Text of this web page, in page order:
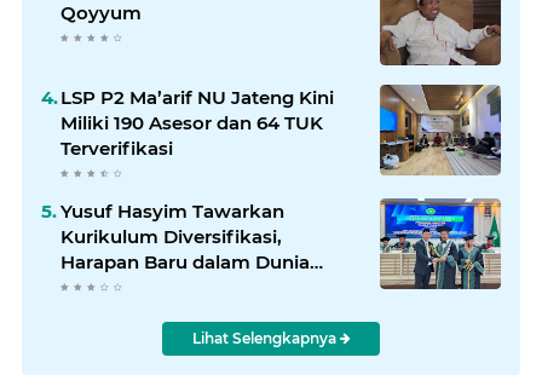
Qoyyum
LSP P2 Ma’arif NU Jateng Kini
Miliki 190 Asesor dan 64 TUK
Terverifikasi
Yusuf Hasyim Tawarkan
Kurikulum Diversifikasi,
Harapan Baru dalam Dunia
Pendidikan
Lihat Selengkapnya